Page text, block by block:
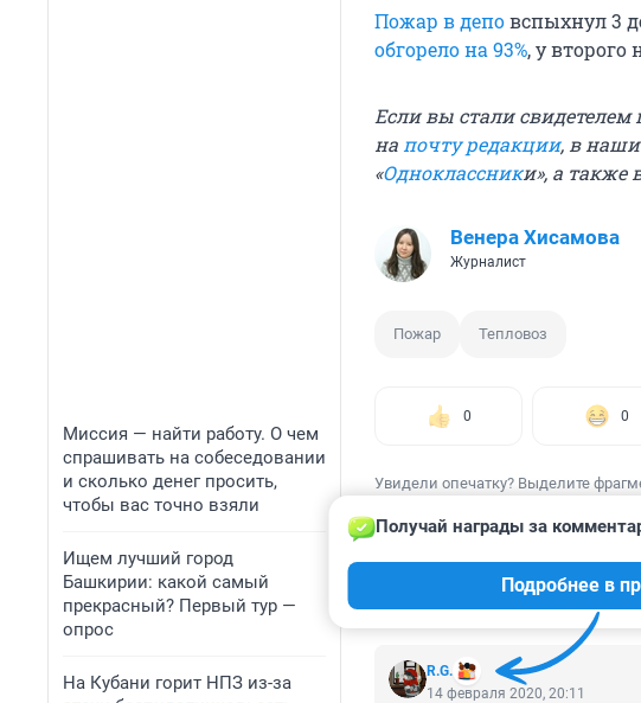
Миссия — найти работу. О чем
спрашивать на собеседовании
и сколько денег просить,
чтобы вас точно взяли
Ищем лучший город
Башкирии: какой самый
прекрасный? Первый тур —
опрос
На Кубани горит НПЗ из-за
Пожар в деповспыхнул 3
обгорело на 93%, у второго
Если вы стали
на почту редакции, в наши
«Одноклассники», а также
Венера Хисамова
Журналист
Пожар Тепловоз
0 0
Увидели опечатку? Выделите
КОММЕНТАРИИ 1
R.G.
Получай награды за
Подробнее в
14 февраля 2020, 20:11